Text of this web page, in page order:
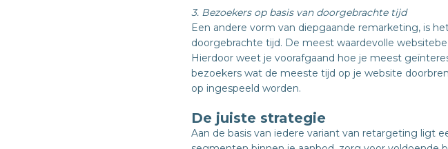
3. Bezoekers op basis van doorgebrachte tijd
Een andere vorm van diepgaande remarketing, is
doorgebrachte tijd. De meest waardevolle
Hierdoor weet je voorafgaand hoe je meest
bezoekers wat de meeste tijd op je website
op ingespeeld worden.
De juiste strategie
Aan de basis van iedere variant van retargeting ligt